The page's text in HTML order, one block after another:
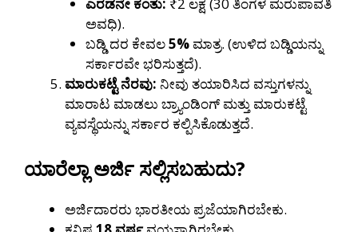
ಎರಡನೇ ಕಂತು: ₹2 ಲಕ್ಷ (30 ತಿಂಗಳ ಮರುಪಾವತಿ
ಅವಧಿ).
ಬಡ್ಡಿ ದರ ಕೇವಲ5%ಮಾತ್ರ. (ಉಳಿದ ಬಡ್ಡಿಯನ್ನು
ಸರ್ಕಾರವೇ ಭರಿಸುತ್ತದೆ).
ಮಾರುಕಟ್ಟೆ ನೆರವು: ನೀವು ತಯಾರಿಸಿದ ವಸ್ತುಗಳನ್ನು
ಮಾರಾಟ ಮಾಡಲು ಬ್ರ್ಯಾಂಡಿಂಗ್ ಮತ್ತು ಮಾರುಕಟ್ಟೆ
ವ್ಯವಸ್ಥೆಯನ್ನು ಸರ್ಕಾರ ಕಲ್ಪಿಸಿಕೊಡುತ್ತದೆ.
ಯಾರೆಲ್ಲಾ ಅರ್ಜಿ ಸಲ್ಲಿಸಬಹುದು?
ಅರ್ಜಿದಾರರು ಭಾರತೀಯ ಪ್ರಜೆಯಾಗಿರಬೇಕು.